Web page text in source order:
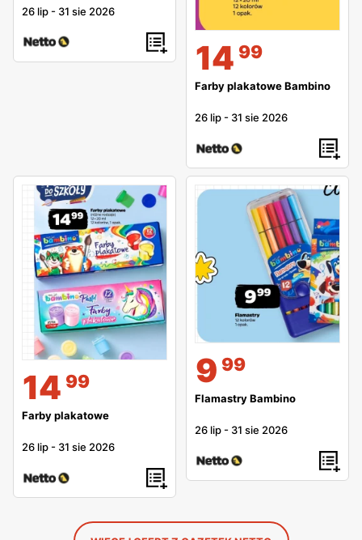
26 lip - 31 sie 2026
14 99
Farby plakatowe Bambino
26 lip - 31 sie 2026
14 99
Farby plakatowe
26 lip - 31 sie 2026
9 99
Flamastry Bambino
26 lip - 31 sie 2026